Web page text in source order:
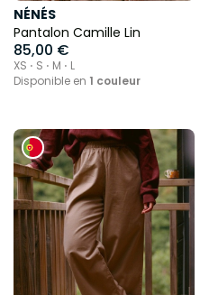
NÉNÉS
Pantalon Camille Lin
85,00 €
XS ⋅ S ⋅ M ⋅ L
Disponible en 1 couleur